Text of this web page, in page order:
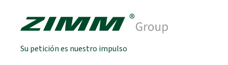
Su petición es nuestro impulso